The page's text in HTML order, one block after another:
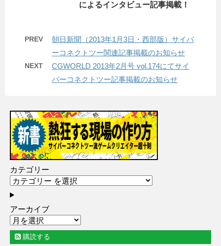
によるインタビュー記事掲載！
PREV
朝日新聞（2013年1月3日・西部版）サイバ
ーコネクトツー関連記事掲載のお知らせ
NEXT
CGWORLD 2013年2月号 vol.174にてサイ
バーコネクトツー記事掲載のお知らせ
カテゴリー
アーカイブ
購読する